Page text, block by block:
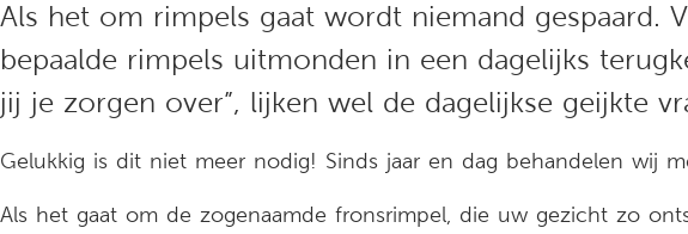
Als het om rimpels gaat wordt niemand gespaard.
bepaalde rimpels uitmonden in een dagelijks
jij je zorgen over”, lijken wel de dagelijkse geijkte
Gelukkig is dit niet meer nodig! Sinds jaar en dag behandelen wij
Als het gaat om de zogenaamde fronsrimpel, die uw gezicht zo